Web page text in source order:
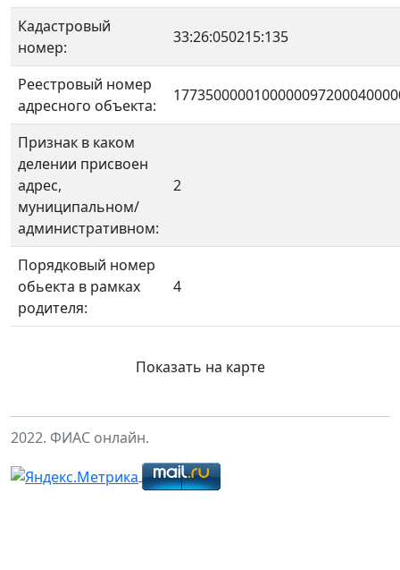
Кадастровый
номер:
33:26:050215:135
Реестровый номер
адресного объекта:
Признак в каком
делении присвоен
адрес,
муниципальном/
административном:
2
Порядковый номер
обьекта в рамках
родителя:
4
Показать на карте
2022. ФИАС онлайн.